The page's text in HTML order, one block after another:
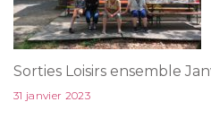
Sorties Loisirs ensemble
31 janvier 2023